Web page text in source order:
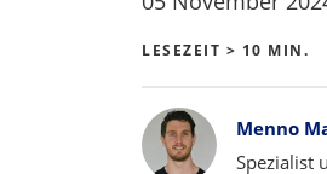
LESEZEIT > 10 MIN.
BylinesMenno
Spezialist